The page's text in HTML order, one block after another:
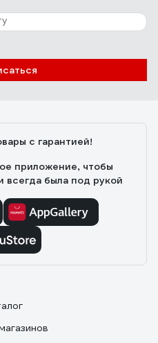
с гарантией!
приложение, чтобы
всегда была под рукой